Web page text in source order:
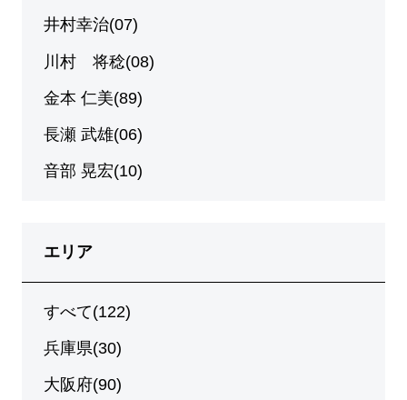
井村幸治(07)
川村 将稔(08)
金本 仁美(89)
長瀬 武雄(06)
音部 晃宏(10)
エリア
すべて(122)
兵庫県(30)
大阪府(90)